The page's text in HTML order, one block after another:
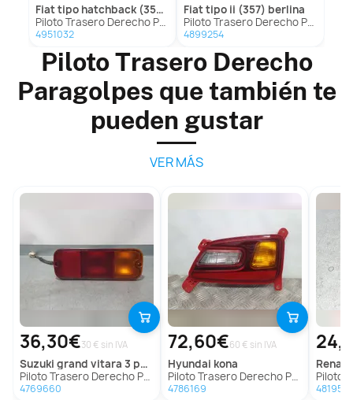
fiattipo hatchback (356_, 357_)
Piloto Trasero Derecho Paragolpes para Fiat Tipo Hatchback (356_, 357_)
4951032
fiattipo ii (357) berlina
Piloto Trasero Derecho Paragolpes para Fiat Tipo Ii (357) Berlina
4899254
Piloto Trasero Derecho
Paragolpes que también te
pueden gustar
VER MÁS
36,30€30 € sin IVA
suzuki grand vitara 3 puertas sq (gt)
Piloto Trasero Derecho Paragolpes Para Suzuki Grand Vitara 3 Puertas Sq
4769660
72,60€60 € sin IVA
hyundai kona
Piloto Trasero Derecho Paragolpes Para Hyundai Kona
4786169
Piloto
4819525